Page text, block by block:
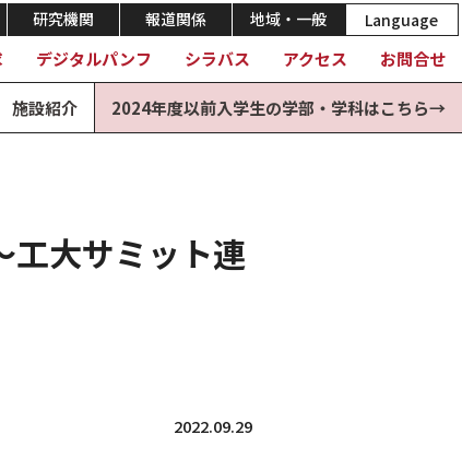
研究機関 報道関係 地域・一般 Language
デジタルパンフ シラバス アクセス お問合せ
施設紹介 2024年度以前入学生の学部・学科はこちら→
工大サミット連
2022.09.29